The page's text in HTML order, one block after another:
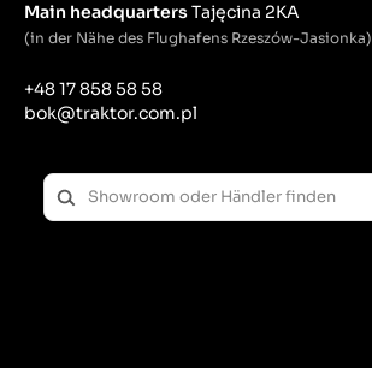
Main headquartersTajęcina 2KA
(in der Nähe des Flughafens Rzeszów-Jasionka)
+48 17 858 58 58
bok@traktor.com.pl